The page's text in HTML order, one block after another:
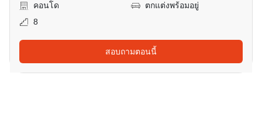
คอนโด
ตกแต่งพร้อมอยู่
8
สอบถามตอนนี้